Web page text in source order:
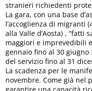
stranieri richiedenti
La gara, con una base
l’accoglienza di migranti
alla Valle d’Aosta) ,
maggiori e imprevedibili
gennaio fino al 30
del servizio fino al 31
La scadenza per le
novembre. Come già nel